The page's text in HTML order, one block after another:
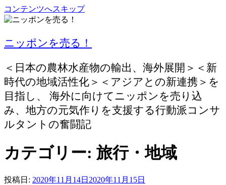
コンテンツへスキップ
ニッポンを売る！
＜日本の農林水産物の輸出、海外展開＞＜新
時代の地域活性化＞＜アジアとの新連携＞を
目指し、 海外に向けてニッポンを売り込
み、地方の元気作りを支援する行動派コンサ
ルタントの奮闘記
カテゴリー: 旅行・地域
投稿日: 2020年11月14日 2020年11月15日